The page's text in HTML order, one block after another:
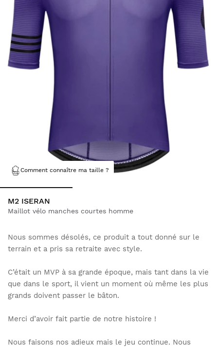
Comment connaître ma taille ?
M2 ISERAN
Maillot vélo manches courtes homme
Nous sommes désolés, ce produit a tout donné sur le
terrain et a pris sa retraite avec style.
C’était un MVP à sa grande époque, mais tant dans la vie
que dans le sport, il vient un moment où même les plus
grands doivent passer le bâton.
Merci d’avoir fait partie de notre histoire !
Nous faisons nos adieux mais le jeu continue. Nous